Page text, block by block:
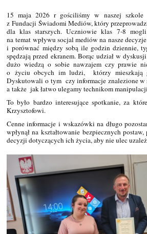
15 maja 2026 r gościliśmy w naszej szkole
z Fundacji Świadomi Mediów, który
dla klas starszych. Uczniowie klas 7-8
na temat wpływu socjal mediów na nasze
i porównać między sobą ile godzin dziennie,
spędzają przed ekranem. Borąc udział w
dużo wiedzą o sobie nawzajem czy prawie
o życiu obcych im ludzi, którzy mieszkają
Dyskutowali o tym czy informacje znalezione w
a także jak łatwo ulegamy technikom
To było bardzo interesujące spotkanie, za
Krzysztofowi.
Cenne informacje i wskazówki na długo
wpłynął na kształtowanie bezpiecznych
decyzji dotyczących ich życia, aby nie ulec